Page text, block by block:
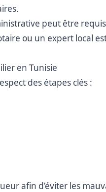
peut être
ou un expert local
en Tunisie
des étapes clés :
afin d’éviter les